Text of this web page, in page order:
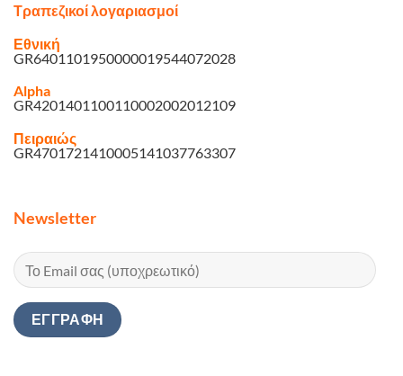
Τραπεζικοί λογαριασμοί
Εθνική
GR6401101950000019544072028
Alpha
GR4201401100110002002012109
Πειραιώς
GR4701721410005141037763307
Newsletter